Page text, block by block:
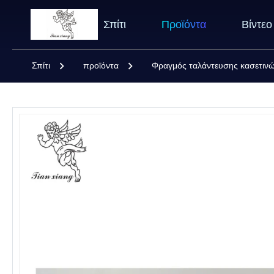
Σπίτι Προϊόντα Βίντεο
Σπίτι προϊόντα Φραγμός ταλάντευσης